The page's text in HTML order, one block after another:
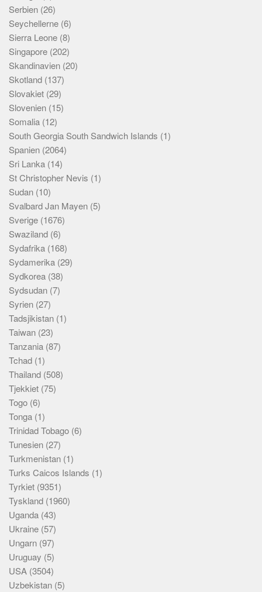
Serbien (26)
Seychellerne (6)
Sierra Leone (8)
Singapore (202)
Skandinavien (20)
Skotland (137)
Slovakiet (29)
Slovenien (15)
Somalia (12)
South Georgia South Sandwich Islands (1)
Spanien (2064)
Sri Lanka (14)
St Christopher Nevis (1)
Sudan (10)
Svalbard Jan Mayen (5)
Sverige (1676)
Swaziland (6)
Sydafrika (168)
Sydamerika (29)
Sydkorea (38)
Sydsudan (7)
Syrien (27)
Tadsjikistan (1)
Taiwan (23)
Tanzania (87)
Tchad (1)
Thailand (508)
Tjekkiet (75)
Togo (6)
Tonga (1)
Trinidad Tobago (6)
Tunesien (27)
Turkmenistan (1)
Turks Caicos Islands (1)
Tyrkiet (9351)
Tyskland (1960)
Uganda (43)
Ukraine (57)
Ungarn (97)
Uruguay (5)
USA (3504)
Uzbekistan (5)